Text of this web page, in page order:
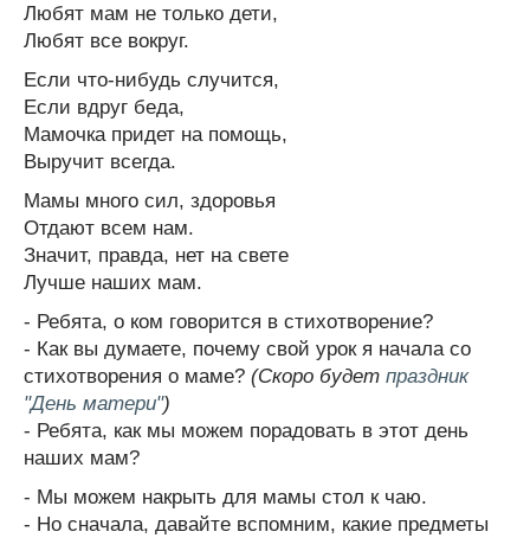
Любят мам не только дети,
Любят все вокруг.
Если что-нибудь случится,
Если вдруг беда,
Мамочка придет на помощь,
Выручит всегда.
Мамы много сил, здоровья
Отдают всем нам.
Значит, правда, нет на свете
Лучше наших мам.
- Ребята, о ком говорится в стихотворение?
- Как вы думаете, почему свой урок я начала со
стихотворения о маме? (Скоро будет праздник
"День матери")
- Ребята, как мы можем порадовать в этот день
наших мам?
- Мы можем накрыть для мамы стол к чаю.
- Но сначала, давайте вспомним, какие предметы